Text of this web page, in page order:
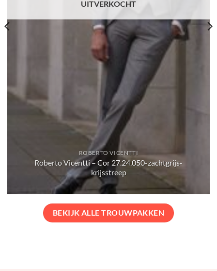
27.24.050-zachtgrijs-
Trouwpak Roberto
BEKIJK ALLE TROUWPAKKEN